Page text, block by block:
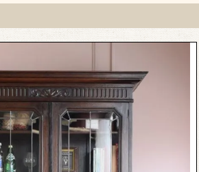
テージキャビネット